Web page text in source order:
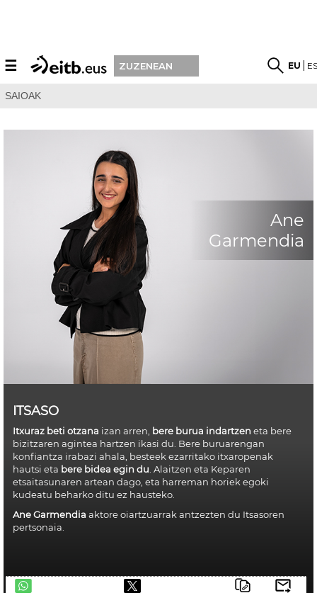
☰ ZUZENEAN EU
SAIOAK
Ane
Garmendia
ITSASO
Itxuraz beti otzana izan arren, bere burua indartzen eta bere
bizitzaren agintea hartzen ikasi du. Bere buruarengan
konfiantza irabazi ahala, besteek ezarritako itxaropenak
hautsi eta bere bidea egin du . Alaitzen eta Keparen
etsaitasunaren artean dago, eta harreman horiek egoki
kudeatu beharko ditu ez hausteko.
Ane Garmendia aktore oiartzuarrak antzezten du Itsasoren
pertsonaia.